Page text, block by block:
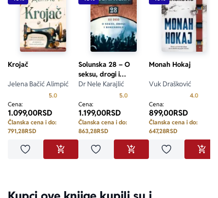
Krojač
Jelena Bačić Alimpić
5.0 Prosecna ocena je 5.0 od 5
Cena:
1.099,00RSD
Članska cena i do:
791,28RSD
Dodaj u omiljeneDODAJ U KORPU
Solunska 28 – O
seksu, drogi i
rokenrolu
Dr Nele Karajlić
5.0 Prosecna ocena je 5.0 od 5
Cena:
1.199,00RSD
Članska cena i do:
863,28RSD
Dodaj u omiljeneDODAJ U KORPU
Monah Hokaj
Vuk Drašković
4.0
Cena:
899,00RSD
Članska cena i do:
647,28RSD
Dodaj u